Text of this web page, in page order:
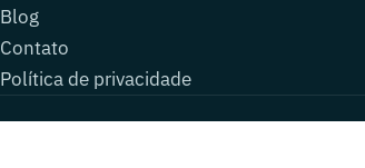
Blog
Contato
Política de privacidade